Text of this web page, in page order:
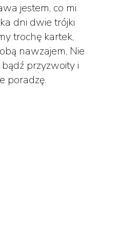
jestem, co mi
dni dwie trójki
trochę kartek,
nawzajem, Nie
przyzwoity i
poradzę.